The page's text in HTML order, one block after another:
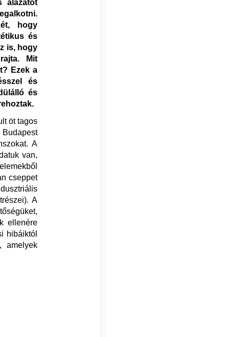
alázatot
hogy
és
is, hogy
Mit
Ezek a
és
és
öt tagos
Budapest
A
van,
cseppet
A
ellenére
hibáiktól
amelyek